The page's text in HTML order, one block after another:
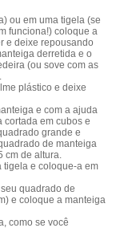
ou em uma tigela (se
funciona!) coloque a
e deixe repousando
derretida e o
(ou sove com as
plástico e deixe
e com a ajuda
cortada em cubos e
grande e
de manteiga
cm de altura.
tigela e coloque-a em
quadrado de
e coloque a manteiga
como se você